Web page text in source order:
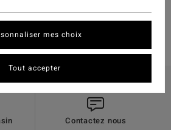
Contactez nous
mes choix
Tout accepter